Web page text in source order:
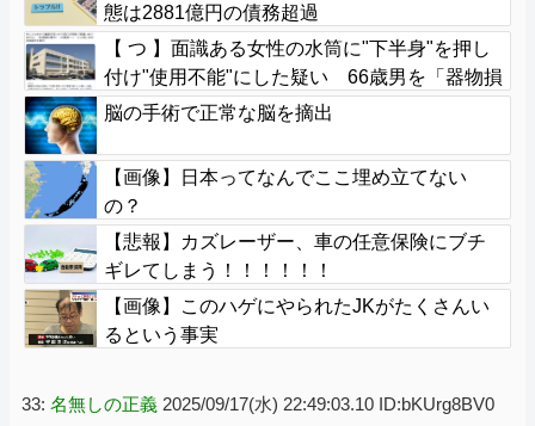
態は2881億円の債務超過
【 つ 】面識ある女性の水筒に"下半身"を押し
付け"使用不能"にした疑い 66歳男を「器物損
壊」容疑で逮捕 札幌市
脳の手術で正常な脳を摘出
【画像】日本ってなんでここ埋め立てない
の？
【悲報】カズレーザー、車の任意保険にブチ
ギレてしまう！！！！！！
【画像】このハゲにやられたJKがたくさんい
るという事実
33: 名無しの正義 2025/09/17(水) 22:49:03.10 ID:bKUrg8BV0